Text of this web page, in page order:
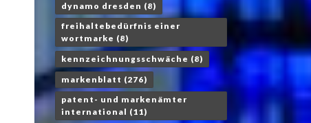
dynamo dresden (8)
freihaltebedürfnis einer
wortmarke (8)
kennzeichnungsschwäche (8)
markenblatt (276)
patent- und markenämter
international (11)